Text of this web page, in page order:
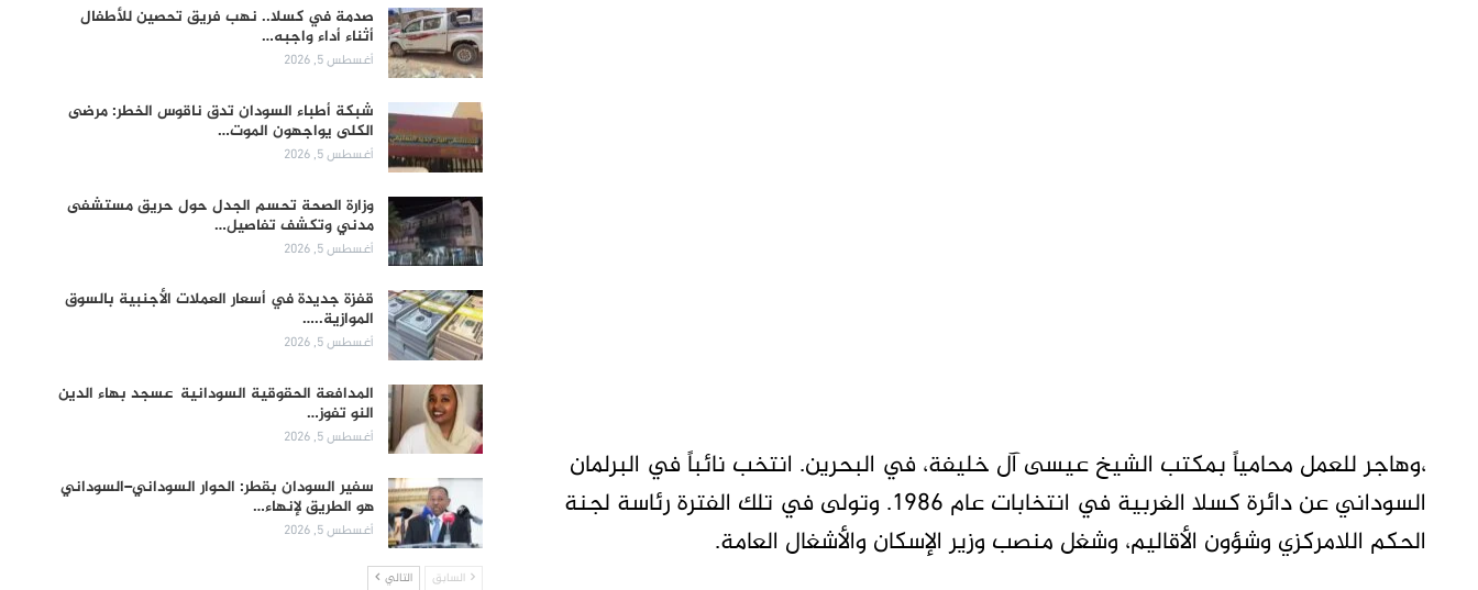
،وهاجر للعمل محامياً بمكتب الشيخ عيسى آل خليفة، في البحرين. انتخب نائباً في البرلمان
السوداني عن دائرة كسلا الغربية في انتخابات عام 1986. وتولى في تلك الفترة رئاسة لجنة
الحكم اللامركزي وشؤون الأقاليم، وشغل منصب وزير الإسكان والأشغال العامة.
صدمة في كسلا.. نهب فريق تحصين للأطفال
أثناء أداء واجبه…
أغسطس 5, 2026
شبكة أطباء السودان تدق ناقوس الخطر: مرضى
الكلى يواجهون الموت…
أغسطس 5, 2026
وزارة الصحة تحسم الجدل حول حريق مستشفى
مدني وتكشف تفاصيل…
أغسطس 5, 2026
قفزة جديدة في أسعار العملات الأجنبية بالسوق
الموازية..…
أغسطس 5, 2026
المدافعة الحقوقية السودانية عسجد بهاء الدين
النو تفوز…
أغسطس 5, 2026
سفير السودان بقطر: الحوار السوداني–السوداني
هو الطريق لإنهاء…
أغسطس 5, 2026
السابق التالي